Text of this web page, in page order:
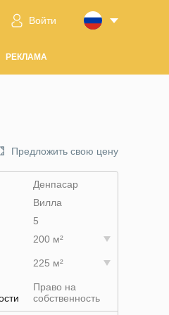
Войти
РЕКЛАМА
Предложить свою цену
Денпасар
Вилла
5
200 м²
225 м²
Право на
собственность